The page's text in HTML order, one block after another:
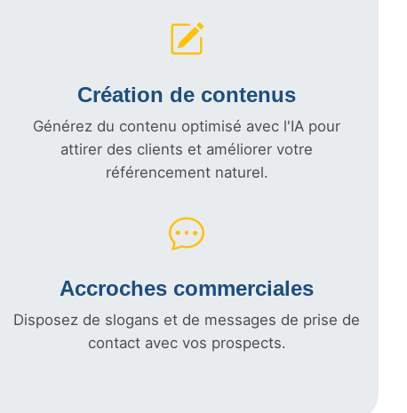
Création de contenus
Générez du contenu optimisé avec l'IA pour
attirer des clients et améliorer votre
référencement naturel.
Accroches commerciales
Disposez de slogans et de messages de prise de
contact avec vos prospects.